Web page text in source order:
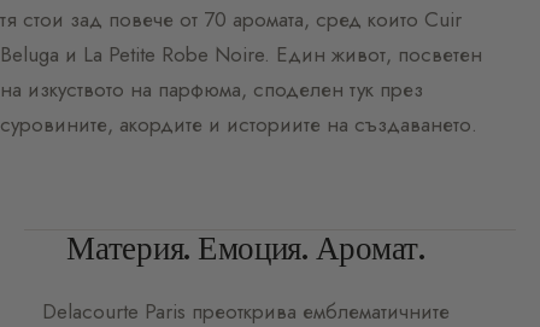
тя стои зад повече от 70 аромата, сред които Cuir
Beluga и La Petite Robe Noire. Един живот, посветен
на изкуството на парфюма, споделен тук през
суровините, акордите и историите на създаването.
Материя. Емоция. Аромат.
Delacourte Paris преоткрива емблематичните